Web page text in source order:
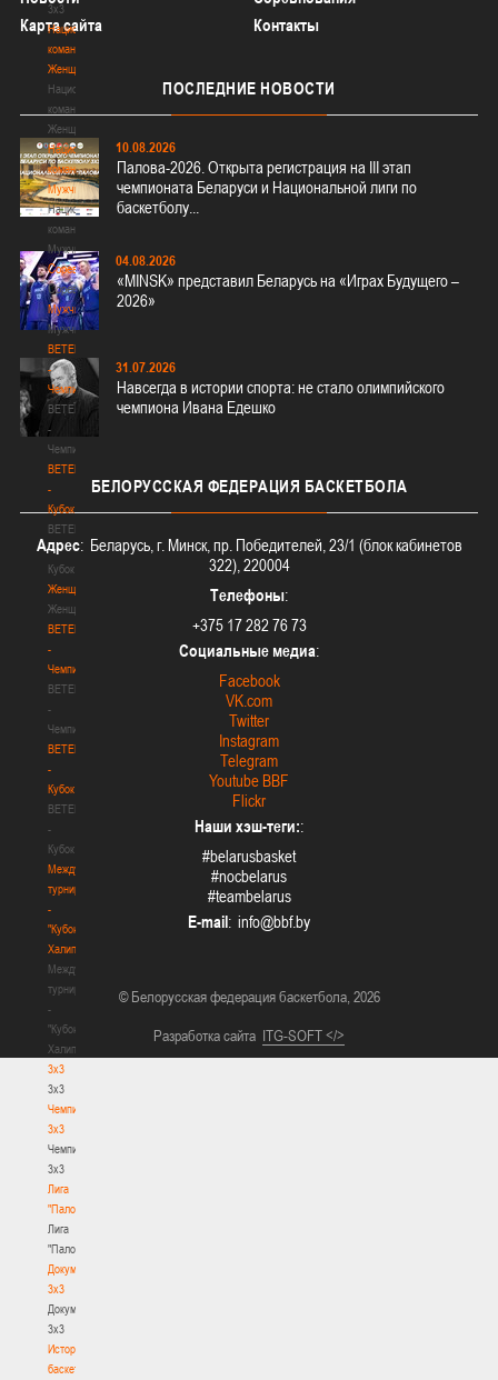
3х3
Национальная
команда.
Женщины
Национальная
команда.
Женщины
Национальная
команда.
Мужчины
Национальная
команда.
Мужчины
Соревнования
Соревнования
Мужчины
Мужчины
BETERA
-
Чемпионат
BETERA
-
Чемпионат
BETERA
-
Кубок
BETERA
-
Кубок
Женщины
Женщины
BETERA
-
Чемпионат
BETERA
-
Чемпионат
BETERA
-
Кубок
BETERA
-
Кубок
Международный
турнир
-
"Кубок
Халипского"
Международный
турнир
-
"Кубок
Халипского"
3x3
3x3
Чемпионат
3х3
Чемпионат
3х3
Лига
"Палова"
Лига
"Палова"
Документы
3х3
Документы
3х3
История
баскетбола
Карта сайта
Контакты
ПОСЛЕДНИЕ НОВОСТИ
10.08.2026
Палова-2026. Открыта регистрация на III этап
чемпионата Беларуси и Национальной лиги по
баскетболу...
04.08.2026
«MINSK» представил Беларусь на «Играх Будущего –
2026»
31.07.2026
Навсегда в истории спорта: не стало олимпийского
чемпиона Ивана Едешко
БЕЛОРУССКАЯ ФЕДЕРАЦИЯ БАСКЕТБОЛА
Адрес: Беларусь, г. Минск, пр. Победителей, 23/1 (блок кабинетов
322), 220004
Телефоны:
+375 17 282 76 73
Социальные медиа:
Facebook
VK.com
Twitter
Instagram
Telegram
Youtube BBF
Flickr
Наши хэш-теги::
#belarusbasket
#nocbelarus
#teambelarus
E-mail:
© Белорусская федерация баскетбола, 2026
Разработка сайта ITG-SOFT </>